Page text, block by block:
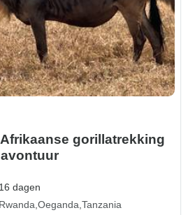
gorillatrekking
16 dagen
Rwanda Oeganda Tanzania